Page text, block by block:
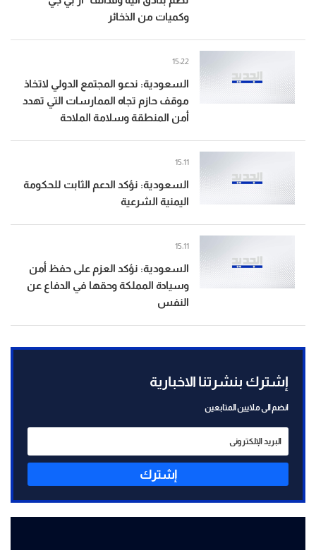
وكميات من الذخائر
السعودية: ندعو المجتمع الدولي لاتخاذ
موقف حازم تجاه الممارسات التي تهدد
أمن المنطقة وسلامة الملاحة
15:22
السعودية: نؤكد الدعم الثابت للحكومة
اليمنية الشرعية
15:11
السعودية: نؤكد العزم على حفظ أمن
وسيادة المملكة وحقها في الدفاع عن
النفس
15:11
إشترك بنشرتنا الاخبارية
انضم الى ملايين المتابعين
إشترك